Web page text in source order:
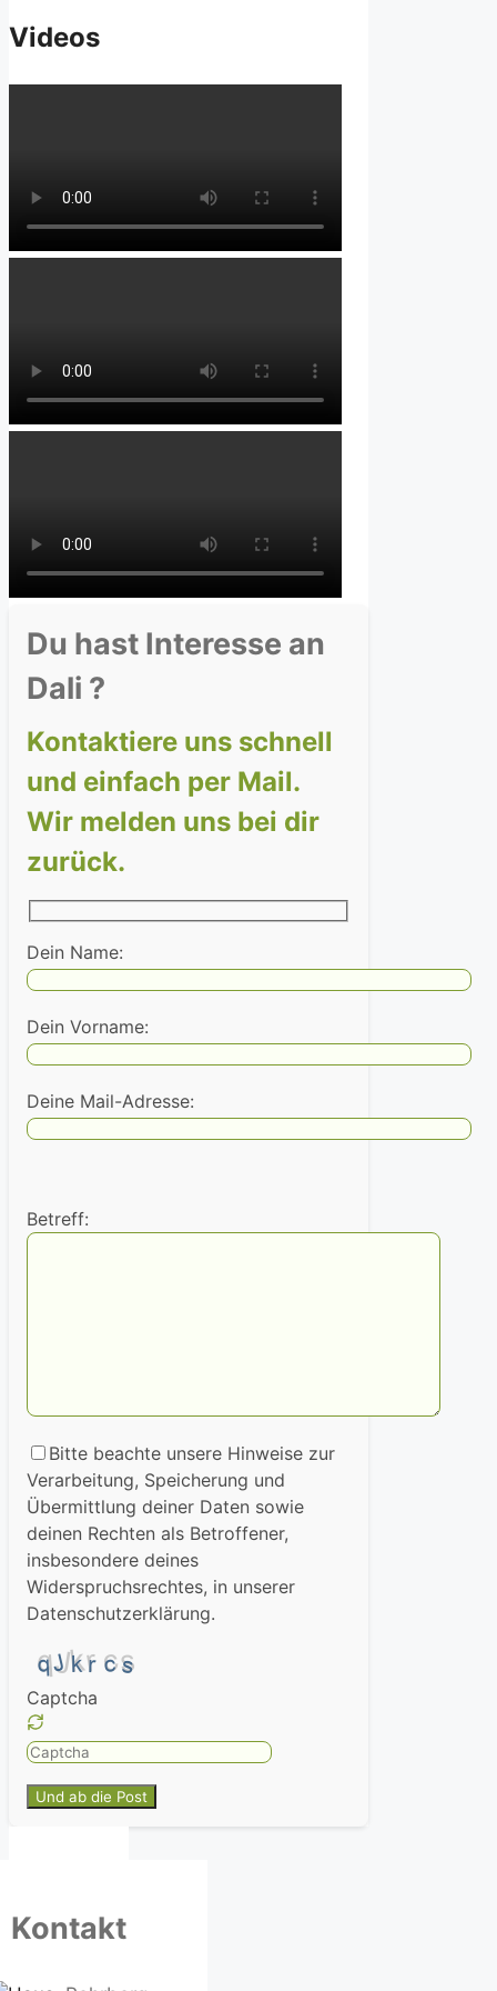
Videos
Du hast Interesse an
Dali ?
Kontaktiere uns schnell
und einfach per Mail.
Wir melden uns bei dir
zurück.
Dein Name:
Dein Vorname:
Deine Mail-Adresse:
Betreff:
Bitte beachte unsere Hinweise zur
Verarbeitung, Speicherung und
Übermittlung deiner Daten sowie
deinen Rechten als Betroffener,
insbesondere deines
Widerspruchsrechtes, in unserer
Datenschutzerklärung.
Captcha
Please
the
CAPTCHA
Kontakt